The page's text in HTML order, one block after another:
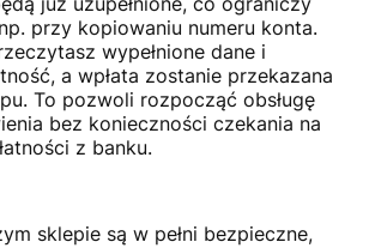
przy kopiowaniu numeru konta.
wypełnione dane i
a wpłata zostanie przekazana
To pozwoli rozpocząć obsługę
bez konieczności czekania na
z banku.
sklepie są w pełni bezpieczne,